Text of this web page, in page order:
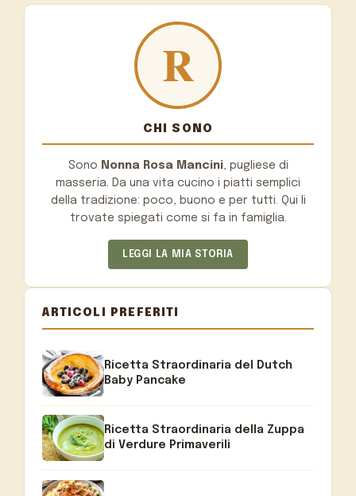
CHI SONO
Sono Nonna Rosa Mancini, pugliese di
masseria. Da una vita cucino i piatti semplici
della tradizione: poco, buono e per tutti. Qui li
trovate spiegati come si fa in famiglia.
LEGGI LA MIA STORIA
ARTICOLI PREFERITI
Ricetta Straordinaria del Dutch
Baby Pancake
Ricetta Straordinaria della Zuppa
di Verdure Primaverili